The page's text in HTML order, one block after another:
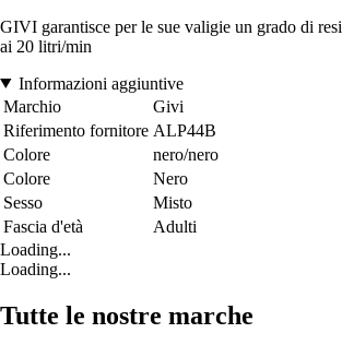
GIVI garantisce per le sue valigie un grado di
ai 20 litri/min
Informazioni aggiuntive
Marchio
Givi
Riferimento fornitore ALP44B
Colore
nero/nero
Colore
Nero
Sesso
Misto
Fascia d'età
Adulti
Loading...
Loading...
Tutte le nostre marche